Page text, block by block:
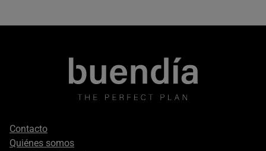
Footer
secondary
Contacto
Quiénes somos